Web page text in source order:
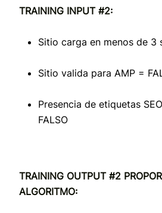
TRAINING INPUT #2:
Sitio carga en menos de 3
Sitio valida para AMP =
Presencia de etiquetas
FALSO
TRAINING OUTPUT #2
ALGORITMO: